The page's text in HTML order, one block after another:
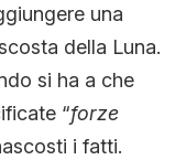
una
della Luna.
si ha a che
“forze
i fatti.